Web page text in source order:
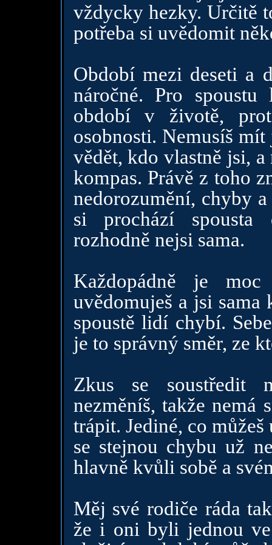
vždycky hezky. Určitě
potřeba si uvědomit
Období mezi deseti a
náročné. Pro
období v životě,
osobnosti. Nemusíš mít
vědět, kdo vlastně jsi,
kompas. Právě z toho
nedorozumění, chyby
si prochází
rozhodně nejsi sama.
Každopádně je
uvědomuješ a jsi sama
spoustě lidí chybí.
je to správný směr, ze
Zkus se soustředit
nezměníš, takže nemá
trápit. Jediné, co
se stejnou chybu už
hlavně kvůli sobě a
Měj své rodiče ráda
že i oni byli jednou